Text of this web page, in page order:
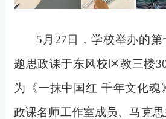
5 月27日，学校举办的
题思政课于东风校区教三楼
为《一抹中国红 千年文化魂
政课名师工作室成员、马克